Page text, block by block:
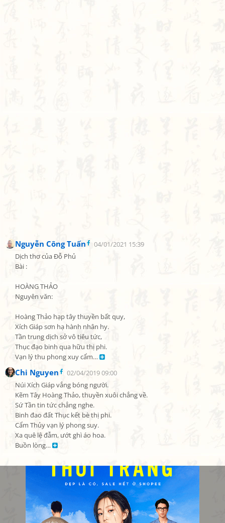
Nguyễn Công Tuấn
04/01/2021 15:39
Dịch thơ của Đỗ Phủ
Bài :
HOÀNG THẢO
Nguyên văn:
Hoàng Thảo hạp tây thuyền bất quy,
Xích Giáp sơn hạ hành nhân hy.
Tần trung dịch sở vô tiêu tức,
Thục đạo binh qua hữu thị phi.
Vạn lý thu phong xuy cẩm…
Chi Nguyen
02/04/2019 09:00
Núi Xích Giáp vắng bóng người.
Kẽm Tây Hoàng Thảo, thuyền xuôi chẳng về.
Sứ Tần tin tức chẳng nghe.
Binh đao đất Thục kết bè thị phi.
Cẩm Thủy vạn lý phong suy.
Xa quê lệ đẫm, ướt ghì áo hoa.
Buồn lòng…